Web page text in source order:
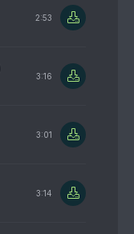
2:53
3:16
3:01
3:14